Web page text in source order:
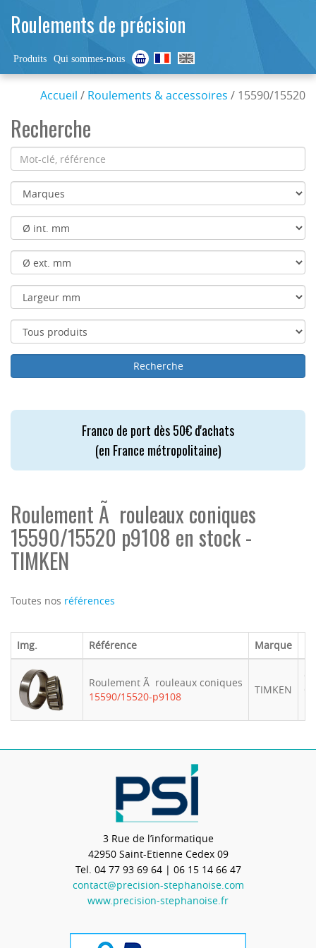
Roulements de précision
Produits Qui sommes-nous
Accueil / Roulements & accessoires / 15590/15520
Recherche
Franco de port dès 50€ d'achats
(en France métropolitaine)
Roulement Ã rouleaux coniques
15590/15520 p9108 en stock -
TIMKEN
Toutes nos références
Img. Référence Marque
Roulement Ã rouleaux coniques
15590/15520-p9108
TIMKEN
3 Rue de l’informatique
42950 Saint-Etienne Cedex 09
Tel. 04 77 93 69 64| 06 15 14 66 47
contact@precision-stephanoise.com
www.precision-stephanoise.fr